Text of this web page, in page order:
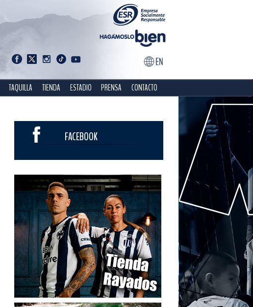
TAQUILLA TIENDA ESTADIO PRENSA CONTACTO
FACEBOOK